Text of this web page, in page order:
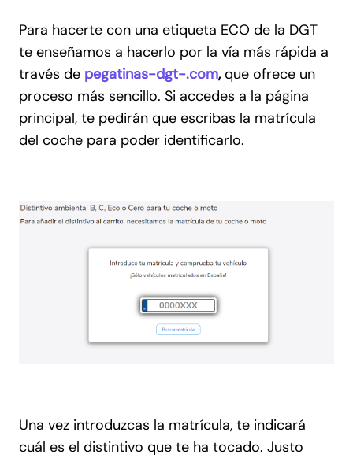
Para hacerte con una etiqueta ECO de la DGT
te enseñamos a hacerlo por la vía más rápida a
través de pegatinas-dgt-.com,que ofrece un
proceso más sencillo. Si accedes a la página
principal, te pedirán que escribas la matrícula
del coche para poder identificarlo.
Una vez introduzcas la matrícula, te indicará
cuál es el distintivo que te ha tocado. Justo